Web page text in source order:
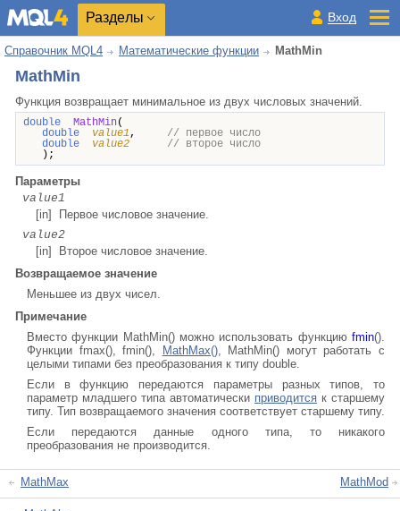
Разделы Вход
Справочник MQL4 Математические функции MathMin
MathMin
Функция возвращает минимальное из двух числовых значений.
double MathMin(
double
value1, // первое число
double
value2
// второе число
);
Параметры
value1
[in] Первое числовое значение.
value2
[in] Второе числовое значение.
Возвращаемое значение
Меньшее из двух чисел.
Примечание
Вместо функции MathMin() можно использовать функцию fmin().
Функции fmax(), fmin(),
MathMax(), MathMin() могут работать с
целыми типами без преобразования к типу double.
Если в функцию передаются параметры разных типов, то
параметр младшего типа автоматически приводится к старшему
типу. Тип возвращаемого значения соответствует старшему типу.
Если передаются данные одного типа, то никакого
преобразования не производится.
MathMax MathMod